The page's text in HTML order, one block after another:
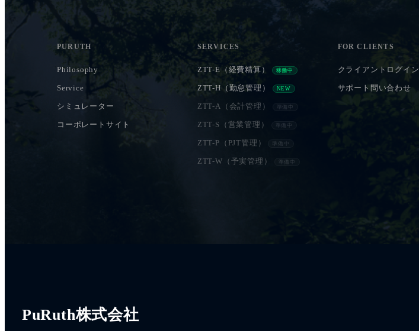
PURUTH
Philosophy
Service
シミュレーター
コーポレートサイト
SERVICES
ZTT-E（経費精算） 稼働中
ZTT-H（勤怠管理） NEW
ZTT-A（会計管理） 準備中
ZTT-S（営業管理） 準備中
ZTT-P（PJT管理） 準備中
ZTT-W（予実管理） 準備中
FOR CLIENTS
クライアントログイン
サポート問い合わせ
PuRuth株式会社